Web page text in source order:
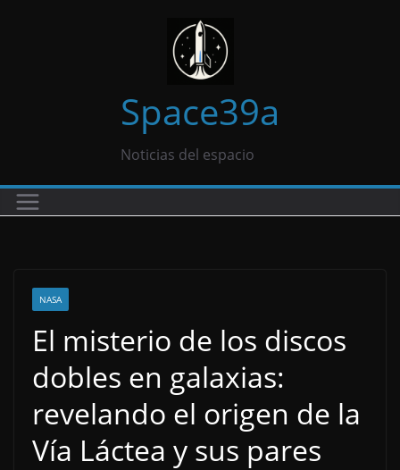
Space39a
Noticias del espacio
NASA
El misterio de los discos
dobles en galaxias:
revelando el origen de la
Vía Láctea y sus pares